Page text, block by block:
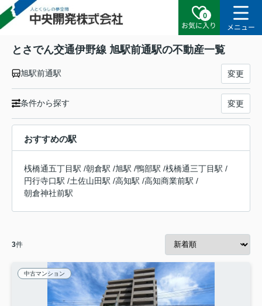
0
お気に入り
メニュー
とさでん交通伊野線 旭駅前通駅の不動産一覧
旭駅前通駅 変更
条件から探す 変更
おすすめの駅
桟橋通五丁目駅 /朝倉駅 /旭駅 /鴨部駅 /桟橋通三丁目駅 /
円行寺口駅 /土佐山田駅 /高知駅 /高知商業前駅 /
朝倉神社前駅
3件
中古マンション